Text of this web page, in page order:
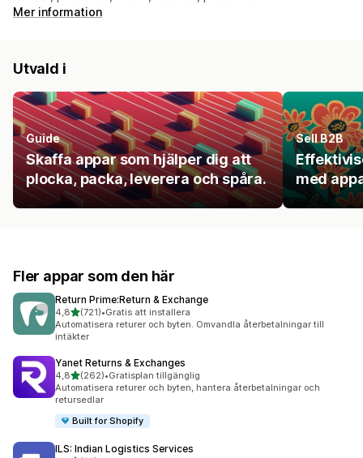
Mer information
Utvald i
Guide
Skaffa appar som hjälper dig att
plocka, packa, leverera och spåra.
Sell B2B
med
Fler appar som den här
Return Prime:Return & Exchange
4,8av 5 stjärnor
(721)
721 recensioner totalt
•Gratis att installera
Automatisera returer och byten. Omvandla återbetalningar till
intäkter
Yanet Returns & Exchanges
4,8av 5 stjärnor
(262)
262 recensioner totalt
•Gratisplan tillgänglig
Automatisera returer och byten, hantera återbetalningar och
retursedlar
Built for Shopify
ILS: Indian Logistics Services